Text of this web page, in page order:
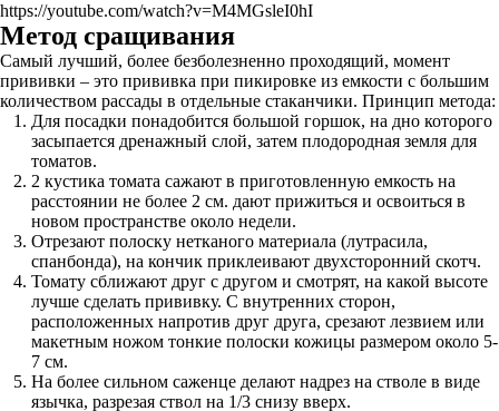
https://youtube.com/watch?v=M4MGsleI0hI
Метод сращивания
Самый лучший, более безболезненно проходящий, момент
прививки – это прививка при пикировке из емкости с большим
количеством рассады в отдельные стаканчики. Принцип метода:
Для посадки понадобится большой горшок, на дно которого
засыпается дренажный слой, затем плодородная земля для
томатов.
2 кустика томата сажают в приготовленную емкость на
расстоянии не более 2 см. дают прижиться и освоиться в
новом пространстве около недели.
Отрезают полоску нетканого материала (лутрасила,
спанбонда), на кончик приклеивают двухсторонний скотч.
Томату сближают друг с другом и смотрят, на какой высоте
лучше сделать прививку. С внутренних сторон,
расположенных напротив друг друга, срезают лезвием или
макетным ножом тонкие полоски кожицы размером около 5-
7 см.
На более сильном саженце делают надрез на стволе в виде
язычка, разрезая ствол на 1/3 снизу вверх.